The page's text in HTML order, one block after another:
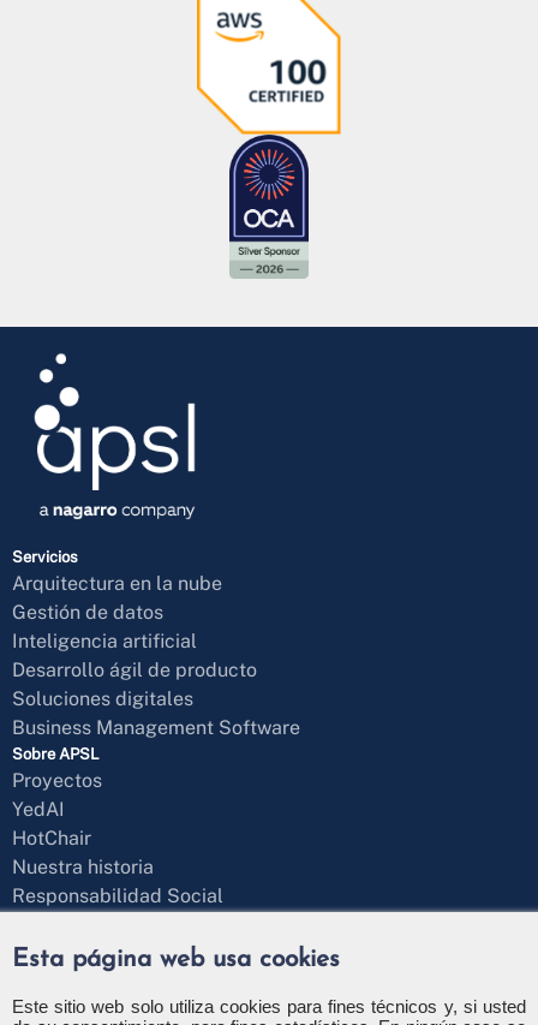
Servicios
Arquitectura en la nube
Gestión de datos
Inteligencia artificial
Desarrollo ágil de producto
Soluciones digitales
Business Management Software
Sobre APSL
Proyectos
YedAI
HotChair
Nuestra historia
Responsabilidad Social
¿Hablamos?
Formulario de contacto
+34 971 43 97 71
Esta página web usa cookies
Este sitio web solo utiliza cookies para fines técnicos y, si usted